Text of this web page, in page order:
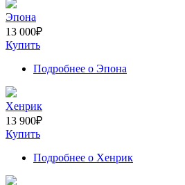
Эпона
13 000₽
Купить
Подробнее о Эпона
Хенрик
13 900₽
Купить
Подробнее о Хенрик